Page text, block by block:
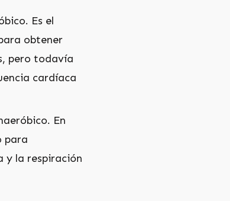
Es el
obtener
pero todavía
cardíaca
En
para
y la respiración